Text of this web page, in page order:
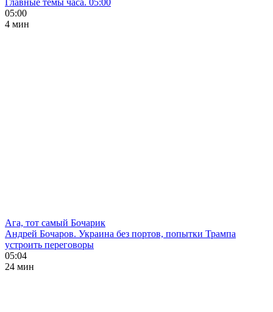
Главные темы часа. 05:00
05:00
4 мин
Ага, тот самый Бочарик
Андрей Бочаров. Украина без портов, попытки Трампа
устроить переговоры
05:04
24 мин